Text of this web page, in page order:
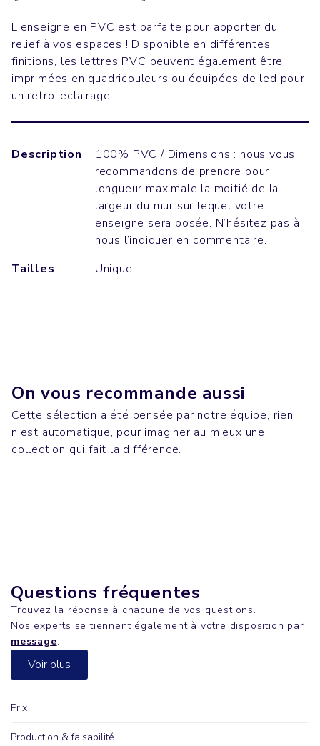
L'enseigne en PVC est parfaite pour apporter du
relief à vos espaces ! Disponible en différentes
finitions, les lettres PVC peuvent également être
imprimées en quadricouleurs ou équipées de led pour
un retro-eclairage.
Description
100% PVC / Dimensions : nous vous
recommandons de prendre pour
longueur maximale la moitié de la
largeur du mur sur lequel votre
enseigne sera posée. N’hésitez pas à
nous l’indiquer en commentaire.
Tailles
Unique
On vous recommande aussi
Cette sélection a été pensée par notre équipe, rien
n'est automatique, pour imaginer au mieux une
collection qui fait la différence.
Bureau
MOBB DEEP
Sacs
Sweatshirts
Questions fréquentes
Trouvez la réponse à chacune de vos questions.
Nos experts se tiennent également à votre disposition par
message.
Voir plus
Prix
Production & faisabilité